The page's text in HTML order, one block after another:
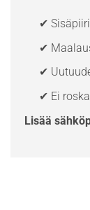
✔
✔
✔
✔ Ei
Lisää